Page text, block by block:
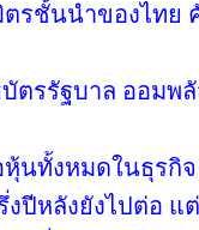
ตรชั้นนำของไทย
ตรรัฐบาล ออมพ
นทั้งหมดในธุรกิจ
งปีหลังยังไปต่อ